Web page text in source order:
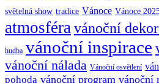
světelná show tradice Vánoce Vánoce
atmosféravánoční
hudba vánoční inspirace
vánoční nálada Vánoční osvětlení
pohoda vánoční program vánoční